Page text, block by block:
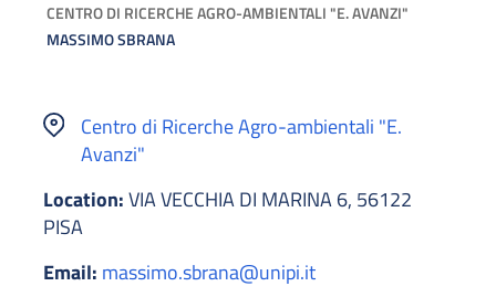
CENTRO DI RICERCHE AGRO-AMBIENTALI "E. AVANZI"
MASSIMO SBRANA
Centro di Ricerche Agro-ambientali "E.
Avanzi"
Location:VIA VECCHIA DI MARINA 6, 56122
PISA
Email: massimo.sbrana@unipi.it